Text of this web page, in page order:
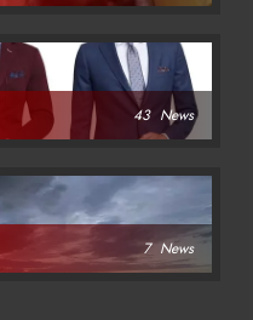
43 News
7 News